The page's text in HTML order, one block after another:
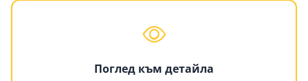
Поглед към детайла